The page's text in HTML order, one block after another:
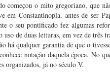
começou o mito gregoriano, que
em Constantinopla, antes de ser
o seu pontificado fez algumas
de duas leituras, em vez de três
há qualquer garantia de que o
notação daquela época. No
organizados, já no século V.